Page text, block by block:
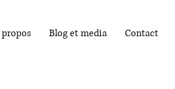
Blog et media Contact